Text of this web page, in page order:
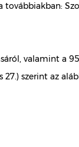
továbbiakban:
valamint a
27.) szerint az